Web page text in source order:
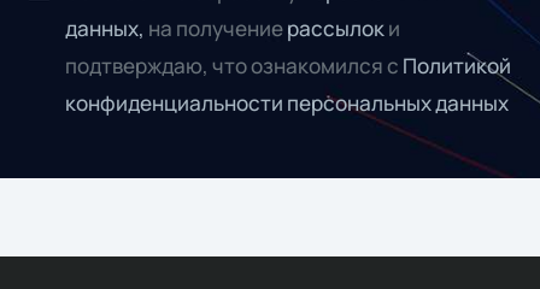
данных, на получениерассылоки
подтверждаю, что ознакомился с Политикой
конфиденциальности персональных данных